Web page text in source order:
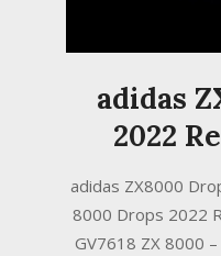
adidas
2022
12-
21
adidas ZX8000
8000 Drops 2022
GV7618 ZX 8000